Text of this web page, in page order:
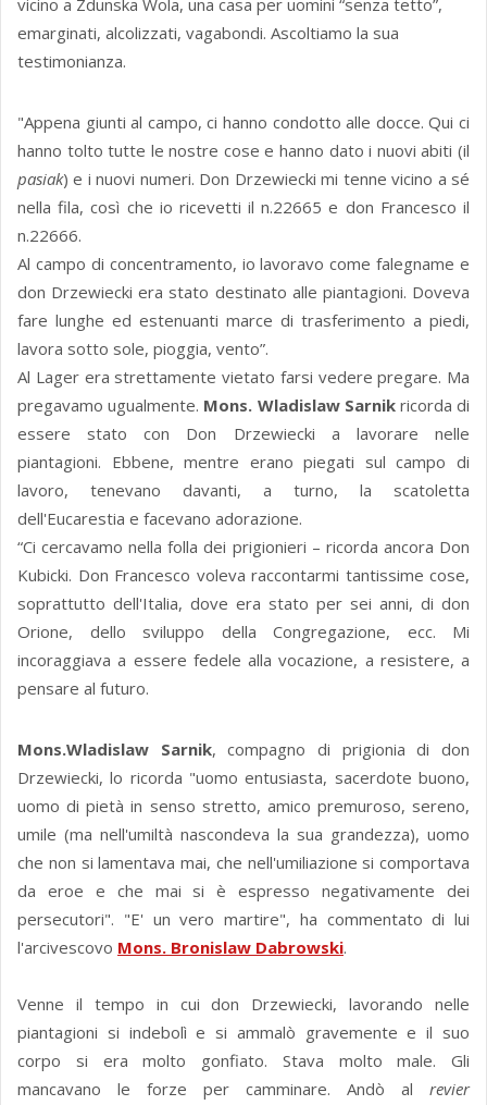
vicino a Zdunska Wola, una casa per uomini “senza tetto”,
emarginati, alcolizzati, vagabondi. Ascoltiamo la sua
testimonianza.
"Appena giunti al campo, ci hanno condotto alle docce. Qui ci
hanno tolto tutte le nostre cose e hanno dato i nuovi abiti (il
pasiak) e i nuovi numeri. Don Drzewiecki mi tenne vicino a sé
nella fila, così che io ricevetti il n.22665 e don Francesco il
n.22666.
Al campo di concentramento, io lavoravo come falegname e
don Drzewiecki era stato destinato alle piantagioni. Doveva
fare lunghe ed estenuanti marce di trasferimento a piedi,
lavora sotto sole, pioggia, vento”.
Al Lager era strettamente vietato farsi vedere pregare. Ma
pregavamo ugualmente. Mons. Wladislaw Sarnikricorda di
essere stato con Don Drzewiecki a lavorare nelle
piantagioni. Ebbene, mentre erano piegati sul campo di
lavoro, tenevano davanti, a turno, la scatoletta
dell'Eucarestia e facevano adorazione.
“Ci cercavamo nella folla dei prigionieri – ricorda ancora Don
Kubicki. Don Francesco voleva raccontarmi tantissime cose,
soprattutto dell'Italia, dove era stato per sei anni, di don
Orione, dello sviluppo della Congregazione, ecc. Mi
incoraggiava a essere fedele alla vocazione, a resistere, a
pensare al futuro.
Mons.Wladislaw Sarnik, compagno di prigionia di don
Drzewiecki, lo ricorda "uomo entusiasta, sacerdote buono,
uomo di pietà in senso stretto, amico premuroso, sereno,
umile (ma nell'umiltà nascondeva la sua grandezza), uomo
che non si lamentava mai, che nell'umiliazione si comportava
da eroe e che mai si è espresso negativamente dei
persecutori". "E' un vero martire", ha commentato di lui
l'arcivescovo Mons. Bronislaw Dabrowski.
Venne il tempo in cui don Drzewiecki, lavorando nelle
piantagioni si indebolì e si ammalò gravemente e il suo
corpo si era molto gonfiato. Stava molto male. Gli
mancavano le forze per camminare. Andò al revier